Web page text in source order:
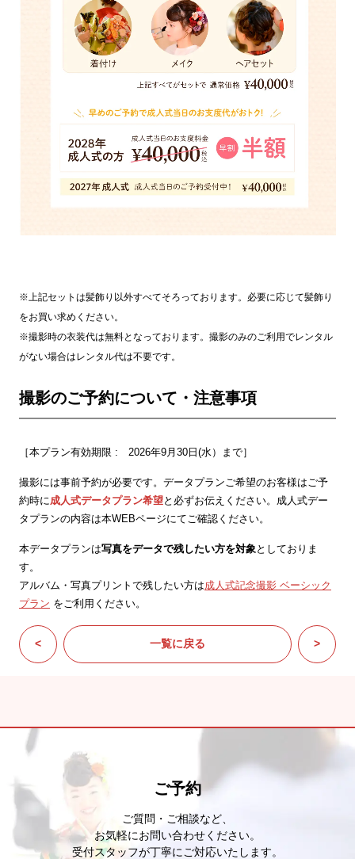
※上記セットは髪飾り以外すべてそろっております。必要に応じて髪飾り
をお買い求めください。
※撮影時の衣装代は無料となっております。撮影のみのご利用でレンタル
がない場合はレンタル代は不要です。
撮影のご予約について・注意事項
［本プラン有効期限 : 2026年9月30日(水）まで］
撮影には事前予約が必要です。データプランご希望のお客様はご予
約時に成人式データプラン希望と必ずお伝えください。成人式デー
タプランの内容は本WEBページにてご確認ください。
本データプランは写真をデータで残したい方を対象 としておりま
す。
アルバム・写真プリントで残したい方は成人式記念撮影 ベーシック
プラン をご利用ください。
< 一覧に戻る >
ご予約
ご質問・ご相談など、
お気軽にお問い合わせください。
受付スタッフが丁寧にご対応いたします。